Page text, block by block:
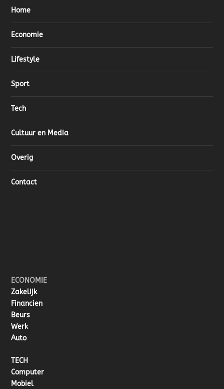
Home
Economie
Lifestyle
Sport
Tech
Cultuur en Media
Overig
Contact
ECONOMIE
Zakelijk
Financien
Beurs
Werk
Auto
TECH
Computer
Mobiel